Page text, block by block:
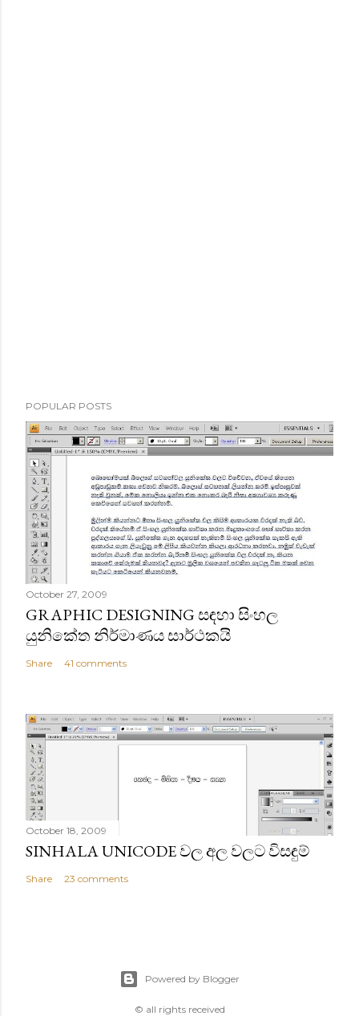
POPULAR POSTS
October 27, 2009
GRAPHIC DESIGNING සඳහා සිංහල
යුනිකේත නිර්මාණය සාර්ථකයි
Share 41 comments
October 18, 2009
SINHALA UNICODE වල අල වලට විසඳුම්
Share 23 comments
Powered by Blogger
© all rights received